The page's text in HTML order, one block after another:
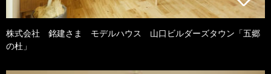
株式会社 銘建さま モデルハウス 山口ビルダーズタウン「五郷
の杜」